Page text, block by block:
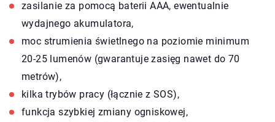
zasilanie za pomocą baterii AAA, ewentualnie
wydajnego akumulatora,
moc strumienia świetlnego na poziomie minimum
20-25 lumenów (gwarantuje zasięg nawet do 70
metrów),
kilka trybów pracy (łącznie z SOS),
funkcja szybkiej zmiany ogniskowej,